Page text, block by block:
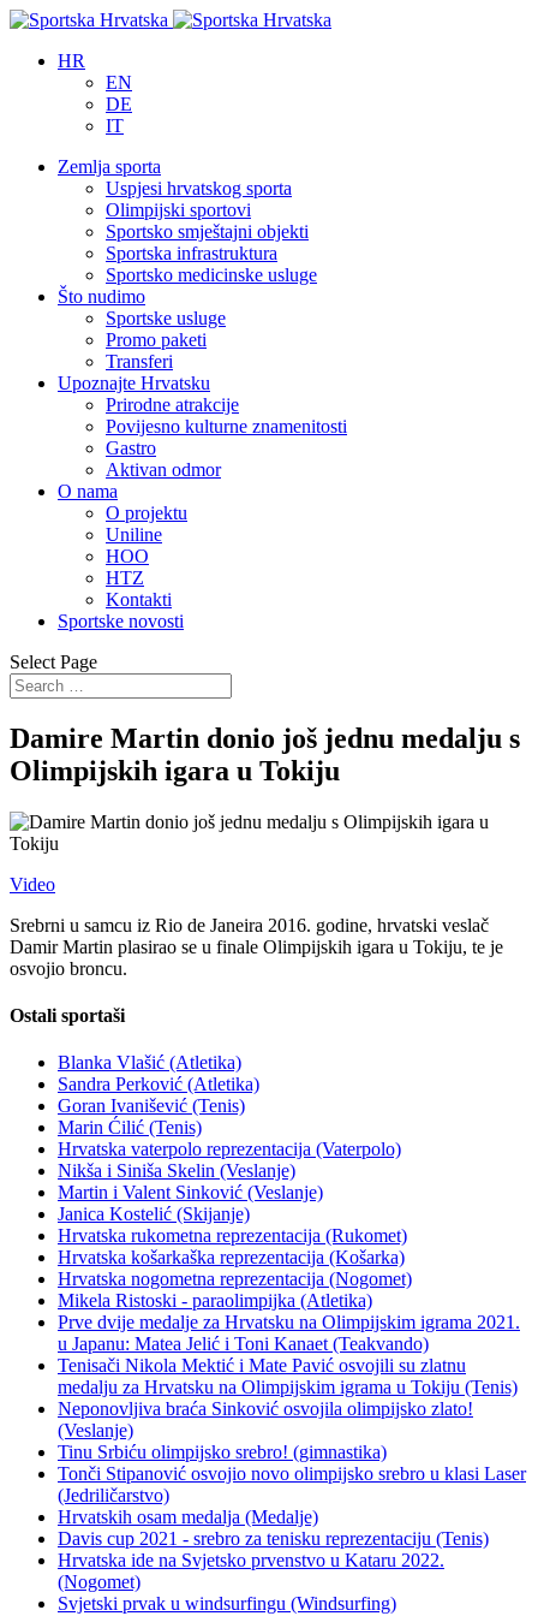
HR
EN
DE
IT
Zemlja sporta
Uspjesi hrvatskog sporta
Olimpijski sportovi
Sportsko smještajni objekti
Sportska infrastruktura
Sportsko medicinske usluge
Što nudimo
Sportske usluge
Promo paketi
Transferi
Upoznajte Hrvatsku
Prirodne atrakcije
Povijesno kulturne znamenitosti
Gastro
Aktivan odmor
O nama
O projektu
Uniline
HOO
HTZ
Kontakti
Sportske novosti
Select Page
Damire Martin donio još jednu medalju s
Olimpijskih igara u Tokiju
Video
Srebrni u samcu iz Rio de Janeira 2016. godine, hrvatski veslač
Damir Martin plasirao se u finale Olimpijskih igara u Tokiju, te je
osvojio broncu.
Ostali sportaši
Blanka Vlašić (Atletika)
Sandra Perković (Atletika)
Goran Ivanišević (Tenis)
Marin Ćilić (Tenis)
Hrvatska vaterpolo reprezentacija (Vaterpolo)
Nikša i Siniša Skelin (Veslanje)
Martin i Valent Sinković (Veslanje)
Janica Kostelić (Skijanje)
Hrvatska rukometna reprezentacija (Rukomet)
Hrvatska košarkaška reprezentacija (Košarka)
Hrvatska nogometna reprezentacija (Nogomet)
Mikela Ristoski - paraolimpijka (Atletika)
Prve dvije medalje za Hrvatsku na Olimpijskim igrama 2021.
u Japanu: Matea Jelić i Toni Kanaet (Teakvando)
Tenisači Nikola Mektić i Mate Pavić osvojili su zlatnu
medalju za Hrvatsku na Olimpijskim igrama u Tokiju (Tenis)
Neponovljiva braća Sinković osvojila olimpijsko zlato!
(Veslanje)
Tinu Srbiću olimpijsko srebro! (gimnastika)
Tonči Stipanović osvojio novo olimpijsko srebro u klasi Laser
(Jedriličarstvo)
Hrvatskih osam medalja (Medalje)
Davis cup 2021 - srebro za tenisku reprezentaciju (Tenis)
Hrvatska ide na Svjetsko prvenstvo u Kataru 2022.
(Nogomet)
Svjetski prvak u windsurfingu (Windsurfing)